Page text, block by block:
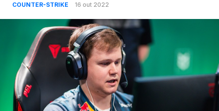
COUNTER-STRIKE 16 out 2022